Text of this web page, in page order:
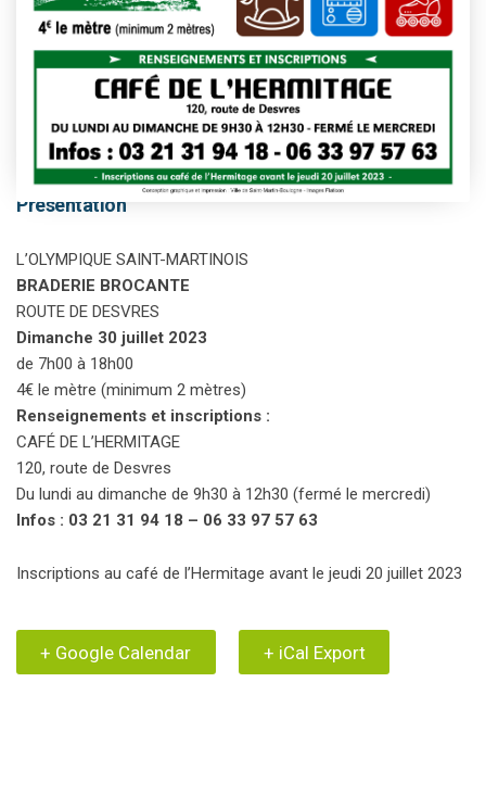
This event has passed.
Présentation
L’OLYMPIQUE SAINT-MARTINOIS
BRADERIE BROCANTE
ROUTE DE DESVRES
Dimanche 30 juillet 2023
de 7h00 à 18h00
4€ le mètre (minimum 2 mètres)
Renseignements et inscriptions :
CAFÉ DE L’HERMITAGE
120, route de Desvres
Du lundi au dimanche de 9h30 à 12h30 (fermé le mercredi)
Infos : 03 21 31 94 18 – 06 33 97 57 63
Inscriptions au café de l’Hermitage avant le jeudi 20 juillet 2023
+ Google Calendar + iCal Export